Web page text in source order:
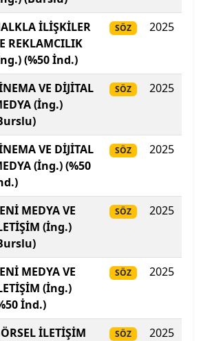
Üniversitesi
ve Teknoloji Üniversitesi
Tarım Üniversitesi
Üniversitesi
İLİŞKİLER
REKLAMCILIK
(%50 İnd.)
SÖZ 2025
VE DİJİTAL
(İng.)
SÖZ 2025
VE DİJİTAL
(İng.) (%50
SÖZ 2025
MEDYA VE
(İng.)
SÖZ 2025
MEDYA VE
(İng.)
İnd.)
SÖZ 2025
İLETİŞİM
SÖZ 2025